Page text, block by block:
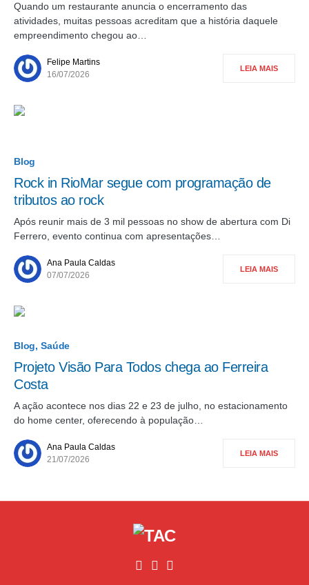
Quando um restaurante anuncia o encerramento das
atividades, muitas pessoas acreditam que a história daquele
empreendimento chegou ao…
Felipe Martins
16/07/2026
LEIA MAIS
Blog
Rock in RioMar segue com programação de
tributos ao rock
Após reunir mais de 3 mil pessoas no show de abertura com Di
Ferrero, evento continua com apresentações…
Ana Paula Caldas
07/07/2026
LEIA MAIS
Blog Saúde
Projeto Visão Para Todos chega ao Ferreira
Costa
A ação acontece nos dias 22 e 23 de julho, no estacionamento
do home center, oferecendo à população…
Ana Paula Caldas
21/07/2026
LEIA MAIS